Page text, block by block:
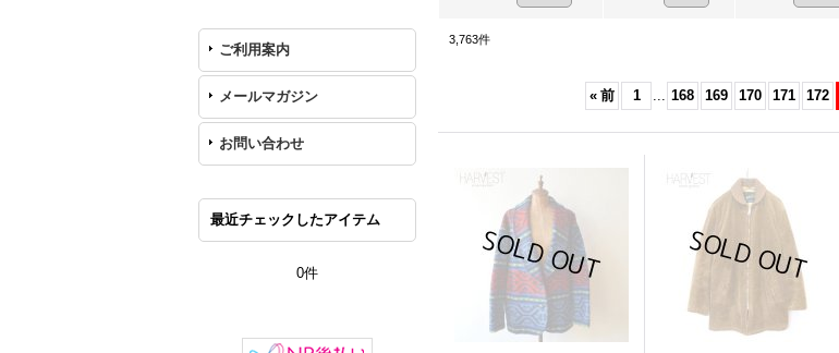
ご利用案内
メールマガジン
お問い合わせ
最近チェックしたアイテム
0件
3,763件
« 前 1 ... 168 169 170 171 172